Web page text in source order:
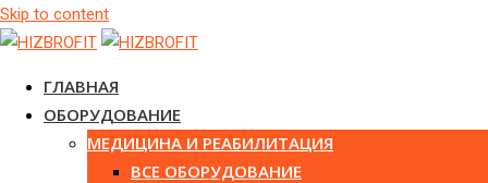
Skip to content
ГЛАВНАЯ
ОБОРУДОВАНИЕ
МЕДИЦИНА И РЕАБИЛИТАЦИЯ
ВСЕ ОБОРУДОВАНИЕ